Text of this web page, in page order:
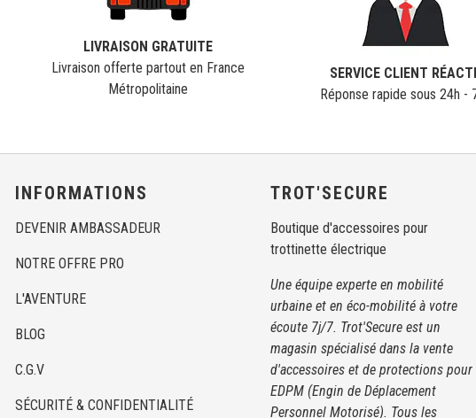
LIVRAISON GRATUITE
Livraison offerte partout en France
Métropolitaine
SERVICE CLIENT
Réponse rapide sous 24h -
INFORMATIONS
DEVENIR AMBASSADEUR
NOTRE OFFRE PRO
L'AVENTURE
BLOG
C.G.V
SÉCURITÉ & CONFIDENTIALITÉ
TROT'SECURE
Boutique d'accessoires pour
trottinette électrique
Une équipe experte en mobilité
urbaine et en éco-mobilité à votre
écoute 7j/7. Trot'Secure est un
magasin spécialisé dans la vente
d'accessoires et de protections pour
EDPM (Engin de Déplacement
Personnel Motorisé). Tous les